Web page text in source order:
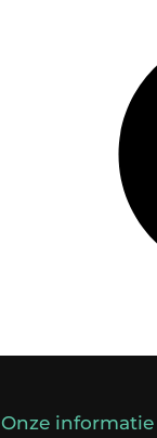
Onze informatie